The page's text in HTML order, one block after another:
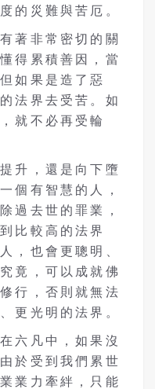
的災難與苦厄。
著非常密切的關
得累積善因，當
如果是造了惡
法界去受苦。如
就不必再受輪
升，還是向下墮
個有智慧的人，
過去世的罪業，
比較高的法界
，也會更聰明、
竟，可以成就佛
行，否則就無法
更光明的法界。
六凡中，如果沒
於受到我們累世
業力牽絆，只能